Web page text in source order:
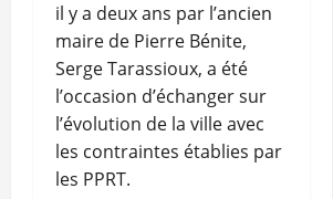
il y a deux ans par l’ancien
maire de Pierre Bénite,
Serge Tarassioux, a été
l’occasion d’échanger sur
l’évolution de la ville avec
les contraintes établies par
les PPRT.